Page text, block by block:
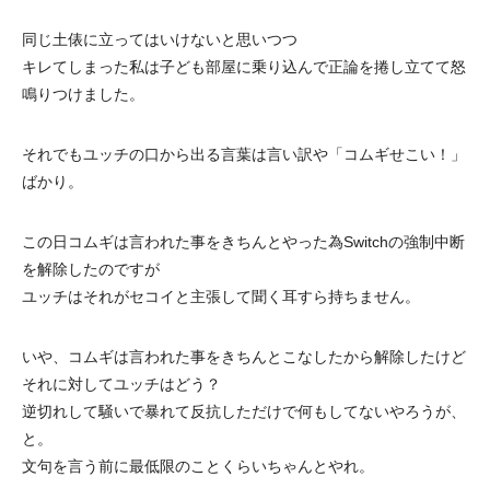
同じ土俵に立ってはいけないと思いつつ
キレてしまった私は子ども部屋に乗り込んで正論を捲し立てて怒
鳴りつけました。
それでもユッチの口から出る言葉は言い訳や「コムギせこい！」
ばかり。
この日コムギは言われた事をきちんとやった為Switchの強制中断
を解除したのですが
ユッチはそれがセコイと主張して聞く耳すら持ちません。
いや、コムギは言われた事をきちんとこなしたから解除したけど
それに対してユッチはどう？
逆切れして騒いで暴れて反抗しただけで何もしてないやろうが、
と。
文句を言う前に最低限のことくらいちゃんとやれ。